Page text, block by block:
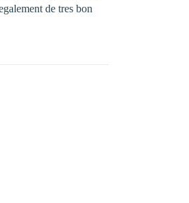
de tres bon